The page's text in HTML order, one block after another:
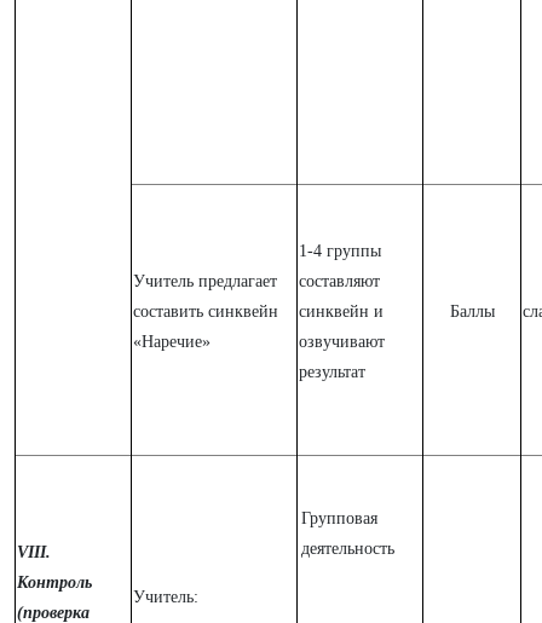
Учитель предлагает
составить синквейн
«Наречие»
1-4 группы
составляют
синквейн и
озвучивают
результат
Баллы
VIII.
Контроль
(проверка
Учитель:
Групповая
деятельность